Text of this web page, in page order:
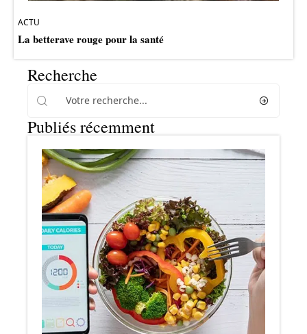
ACTU
La betterave rouge pour la santé
Recherche
Publiés récemment